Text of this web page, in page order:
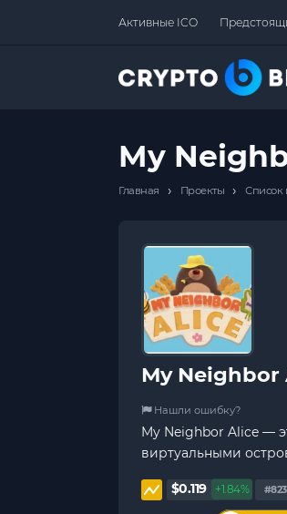
Активные ICO
My
Главная › Проекты › Список
My Neighbor
Нашли ошибку?
My Neighbor Alice —
виртуальными
$0.119 +1.84% #823